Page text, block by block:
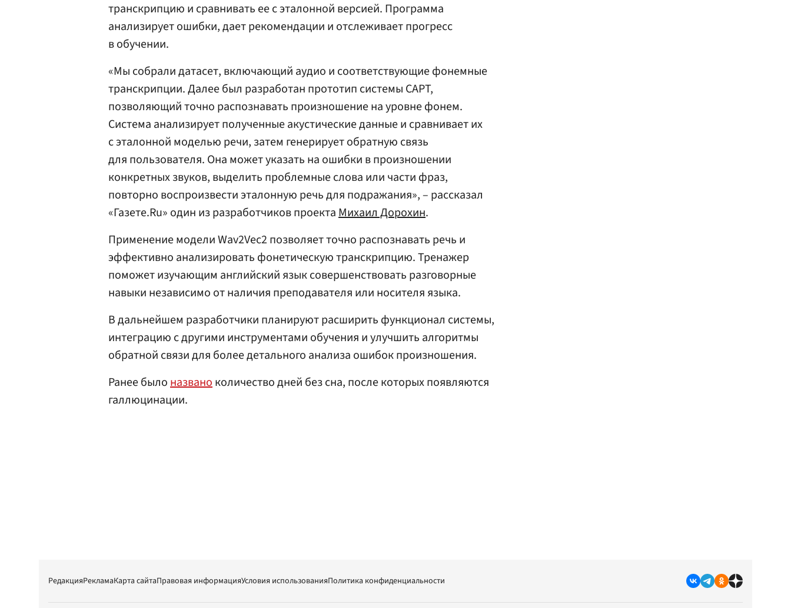
транскрипцию и сравнивать ее с эталонной версией. Программа
анализирует ошибки, дает рекомендации и отслеживает прогресс
в обучении.
«Мы собрали датасет, включающий аудио и соответствующие фонемные
транскрипции. Далее был разработан прототип системы CAPT,
позволяющий точно распознавать произношение на уровне фонем.
Система анализирует полученные акустические данные и сравнивает их
с эталонной моделью речи, затем генерирует обратную связь
для пользователя. Она может указать на ошибки в произношении
конкретных звуков, выделить проблемные слова или части фраз,
повторно воспроизвести эталонную речь для подражания», – рассказал
«Газете.Ru» один из разработчиков проектаМихаил Дорохин.
Применение модели Wav2Vec2 позволяет точно распознавать речь и
эффективно анализировать фонетическую транскрипцию. Тренажер
поможет изучающим английский язык совершенствовать разговорные
навыки независимо от наличия преподавателя или носителя языка.
В дальнейшем разработчики планируют расширить функционал системы,
интеграцию с другими инструментами обучения и улучшить алгоритмы
обратной связи для более детального анализа ошибок произношения.
Ранее былоназваноколичество дней без сна, после которых появляются
галлюцинации.
РедакцияРекламаКарта сайтаПравовая информацияУсловия использованияПолитика конфиденциальности